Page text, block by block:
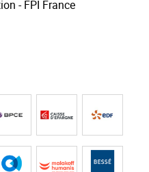
- FPI France